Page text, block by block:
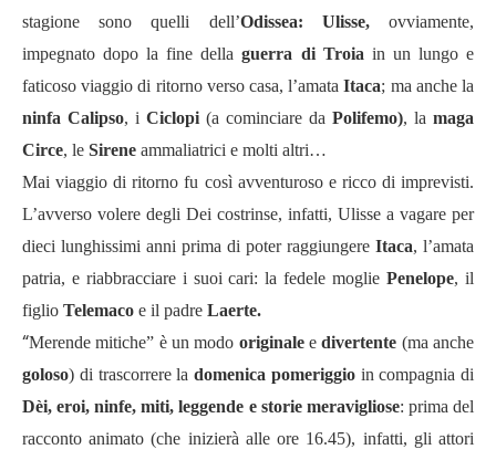
stagione sono quelli dell’Odissea: Ulisse,ovviamente,
impegnato dopo la fine dellaguerra di Troia in un lungo e
faticoso viaggio di ritorno verso casa, l’amataItaca; ma anche la
ninfa Calipso, i Ciclopi (a cominciare da Polifemo), la maga
Circe, le Sirene ammaliatrici e molti altri…
Mai viaggio di ritorno fu così avventuroso e ricco di imprevisti.
L’avverso volere degli Dei costrinse, infatti, Ulisse a vagare per
dieci lunghissimi anni prima di poter raggiungere Itaca, l’amata
patria, e riabbracciare i suoi cari: la fedele mogliePenelope, il
figlio Telemaco e il padre Laerte.
“Merende mitiche” è un modo originalee divertente (ma anche
goloso) di trascorrere la domenica pomeriggioin compagnia di
Dèi, eroi, ninfe, miti, leggende e storie meravigliose: prima del
racconto animato (che inizierà alle ore 16.45), infatti, gli attori